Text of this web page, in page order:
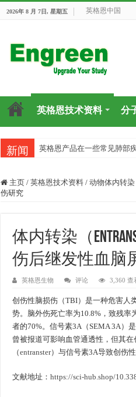
2026年 8 月 7日, 星期五 英格恩中国
英格恩技术资料 分
新闻 英格恩产品在一些常见肺部
主页 / 英格恩技术资料 / 动物体内转染
伤研究
体内转染（
伤后继发性血脑
英格恩生物 评论 3,360 查
创伤性脑损伤（TBI）是一种危害人
势。脑外伤死亡率为10.8%，致残率
者的70%。信号素3A（SEMA 3A）
曾被报道可影响血管通透性，但其
（entranster）与信号素3A导致创伤
文献地址： https://sci-hub.shop/